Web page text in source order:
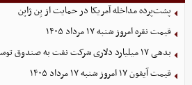
پشت‌پرده مداخله آمریکا در حمایت از یِن ژاپن
قیمت نقره امروز شنبه ۱۷ مرداد ۱۴۰۵
بدهی ١٧ میلیارد دلاری شرکت نفت به صندوق توسعه
قیمت آیفون ۱۷ امروز شنبه ۱۷ مرداد ۱۴۰۵